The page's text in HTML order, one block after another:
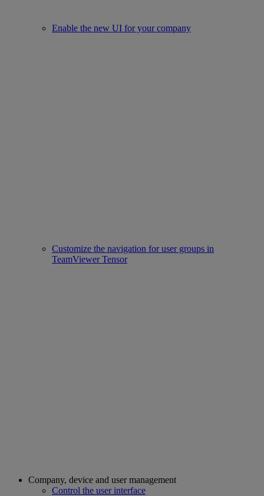
Enable the new UI for your company
Customize the navigation for user groups in
TeamViewer Tensor
Company, device and user management
Control the user interface